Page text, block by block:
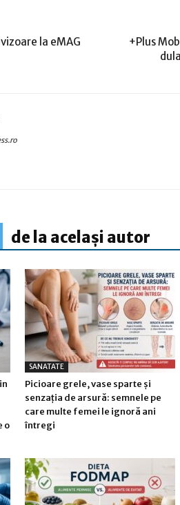
la eMAG
+Plus
de la același autor
o
SANATATE
Picioare grele, vase sparte și
senzația de arsură: semnele pe
care multe femei le ignoră ani
întregi